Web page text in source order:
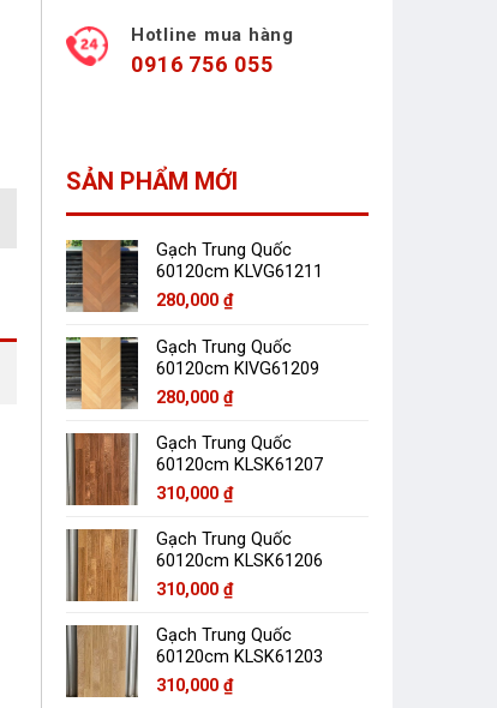
Hotline mua hàng
0916 756 055
SẢN PHẨM MỚI
Gạch Trung Quốc
60120cm KLVG61211
280,000 ₫
Gạch Trung Quốc
60120cm KlVG61209
280,000 ₫
Gạch Trung Quốc
60120cm KLSK61207
310,000 ₫
Gạch Trung Quốc
60120cm KLSK61206
310,000 ₫
Gạch Trung Quốc
60120cm KLSK61203
310,000 ₫